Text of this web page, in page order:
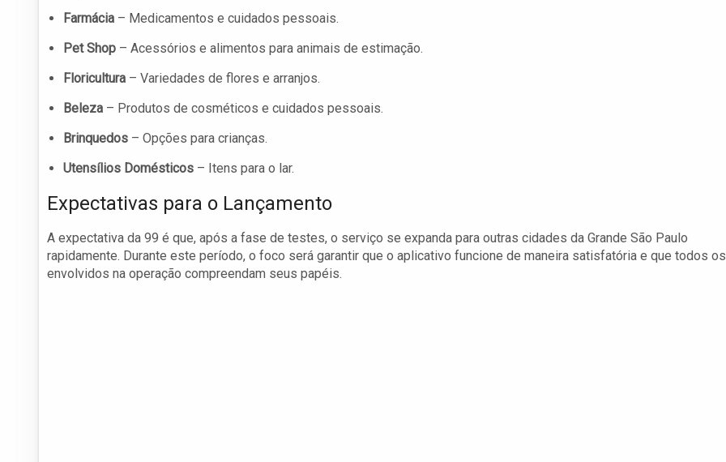
Farmácia – Medicamentos e cuidados pessoais.
Pet Shop – Acessórios e alimentos para animais de estimação.
Floricultura – Variedades de flores e arranjos.
Beleza – Produtos de cosméticos e cuidados pessoais.
Brinquedos – Opções para crianças.
Utensílios Domésticos – Itens para o lar.
Expectativas para o Lançamento
A expectativa da 99 é que, após a fase de testes, o serviço se expanda para outras cidades da Grande São Paulo
rapidamente. Durante este período, o foco será garantir que o aplicativo funcione de maneira satisfatória e que todos os
envolvidos na operação compreendam seus papéis.